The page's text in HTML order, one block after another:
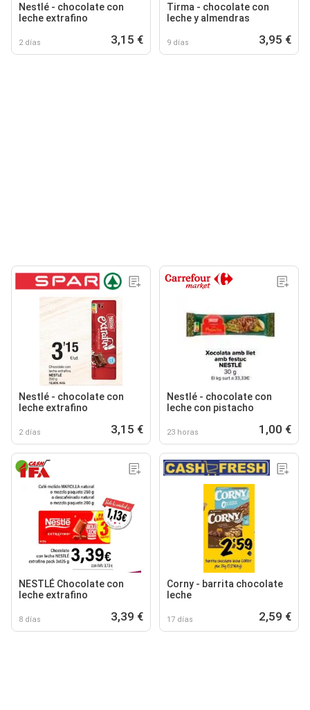
Nestlé - chocolate con
leche extrafino
2 días 3,15 €
Tirma - chocolate con
leche y almendras
9 días 3,95 €
Nestlé - chocolate con
leche extrafino
2 días 3,15 €
Nestlé - chocolate con
leche con pistacho
23 horas 1,00 €
NESTLÉ Chocolate con
leche extrafino
8 días 3,39 €
Corny - barrita chocolate
leche
17 días 2,59 €